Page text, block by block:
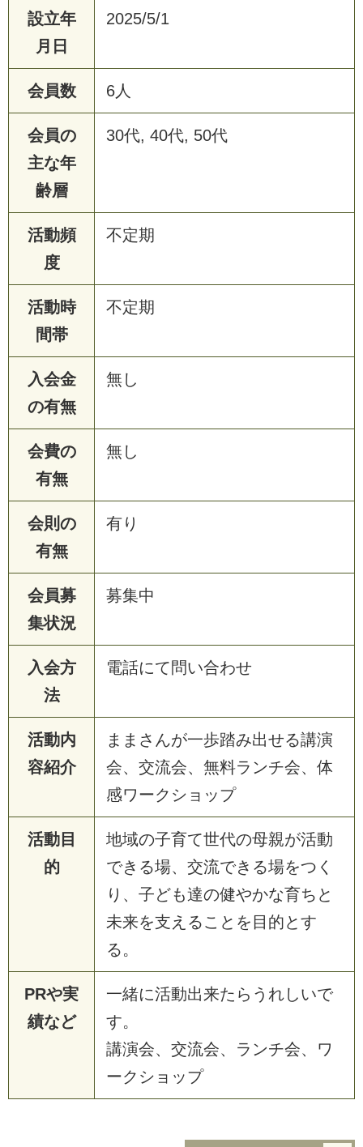
設立年
月日
2025/5/1
会員数 6人
会員の
主な年
齢層
30代, 40代, 50代
活動頻
度
不定期
活動時
間帯
不定期
入会金
の有無
無し
会費の
有無
無し
会則の
有無
有り
会員募
集状況
募集中
入会方
法
電話にて問い合わせ
活動内
容紹介
ままさんが一歩踏み出せる講演
会、交流会、無料ランチ会、体
感ワークショップ
活動目
的
地域の子育て世代の母親が活動
できる場、交流できる場をつく
り、子ども達の健やかな育ちと
未来を支えることを目的とす
る。
PRや実
績など
一緒に活動出来たらうれしいで
す。
講演会、交流会、ランチ会、ワ
ークショップ